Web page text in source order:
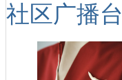
社区广播台